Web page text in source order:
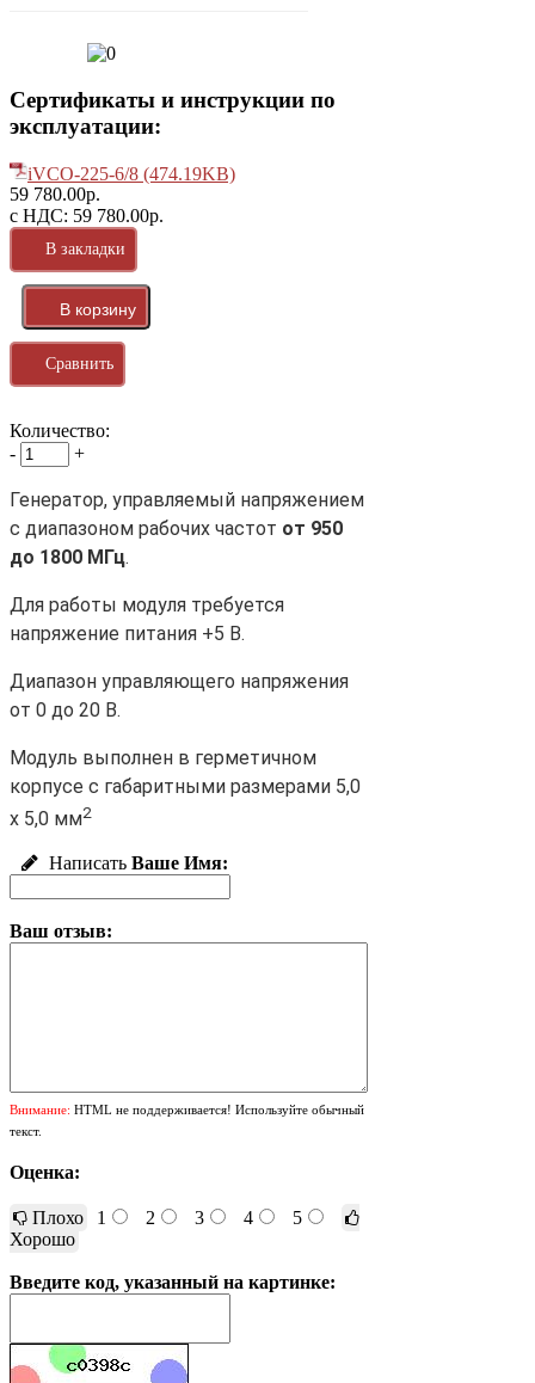
Сертификаты и инструкции по
эксплуатации:
iVCO-225-6/8 (474.19KB)
59 780.00р.
с НДС: 59 780.00р.
В закладки
Сравнить
Количество:
-
+
Генератор, управляемый напряжением
с диапазоном рабочих частот от 950
до 1800 МГц.
Для работы модуля требуется
напряжение питания +5 В.
Диапазон управляющего напряжения
от 0 до 20 В.
Модуль выполнен в герметичном
корпусе с габаритными размерами 5,0
х 5,0 мм2
Написать Ваше Имя:
Ваш отзыв:
Внимание: HTML не поддерживается! Используйте обычный
текст.
Оценка:
Плохо 1 2 3 4
5
Хорошо
Введите код, указанный на картинке: